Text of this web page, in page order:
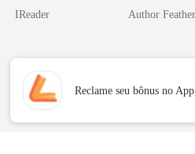
reconquistar!
IReader
Sextuplos
Author
Reclame seu bônus no App